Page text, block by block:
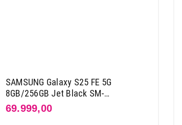
SAMSUNG Galaxy S25 FE 5G
8GB/256GB Jet Black SM-
S731BZKGEUC
69.999,00